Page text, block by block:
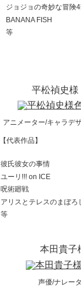
ジョジョの奇妙な冒険
BANANA FISH
等
平松禎史様
アニメーター/キャラデ
【代表作品】
彼氏彼女の事情
ユーリ!!! on ICE
呪術廻戦
アリスとテレスのまぼろ
等
本田貴子
声優/ナレー